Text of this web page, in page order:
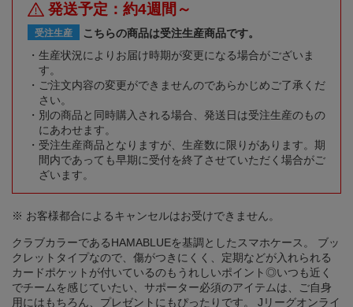
発送予定：約4週間～
受注生産
こちらの商品は受注生産商品です。
生産状況によりお届け時期が変更になる場合がございま
す。
ご注文内容の変更ができませんのであらかじめご了承くだ
さい。
別の商品と同時購入される場合、発送日は受注生産のもの
にあわせます。
受注生産商品となりますが、生産数に限りがあります。期
間内であっても早期に受付を終了させていただく場合がご
ざいます。
※ お客様都合によるキャンセルはお受けできません。
クラブカラーであるHAMABLUEを基調としたスマホケース。 ブッ
クレットタイプなので、傷がつきにくく、定期などが入れられる
カードポケットが付いているのもうれしいポイント◎いつも近く
でチームを感じていたい、サポーター必須のアイテムは、ご自身
用にはもちろん、プレゼントにもぴったりです。 Jリーグオンライ